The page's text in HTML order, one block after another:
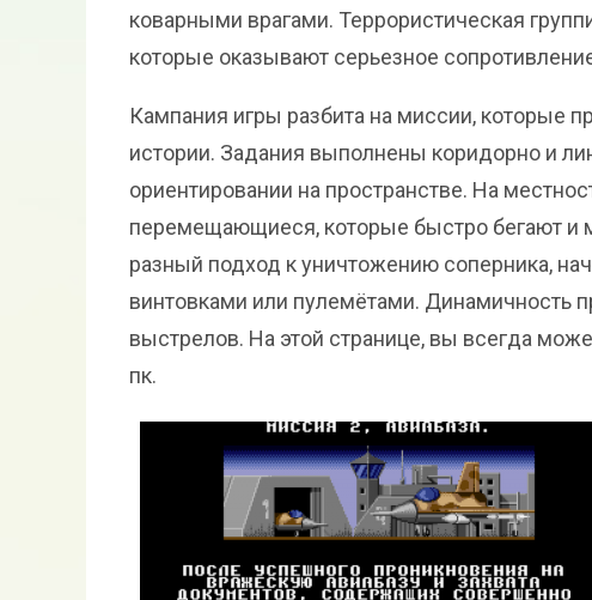
коварными врагами. Террористическая
которые оказывают серьезное
Кампания игры разбита на миссии, которые
истории. Задания выполнены коридорно и
ориентировании на пространстве. На
перемещающиеся, которые быстро бегают и
разный подход к уничтожению соперника,
винтовками или пулемётами. Динамичность
выстрелов. На этой странице, вы всегда
пк.